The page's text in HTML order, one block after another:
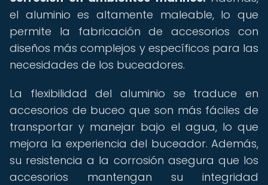
el aluminio es altamente maleable, lo que
permite la fabricación de accesorios con
diseños más complejos y específicos para las
necesidades de los buceadores.
La flexibilidad del aluminio se traduce en
accesorios de buceo que son más fáciles de
transportar y manejar bajo el agua, lo que
mejora la experiencia del buceador. Además,
su resistencia a la corrosión asegura que los
accesorios mantengan su integridad